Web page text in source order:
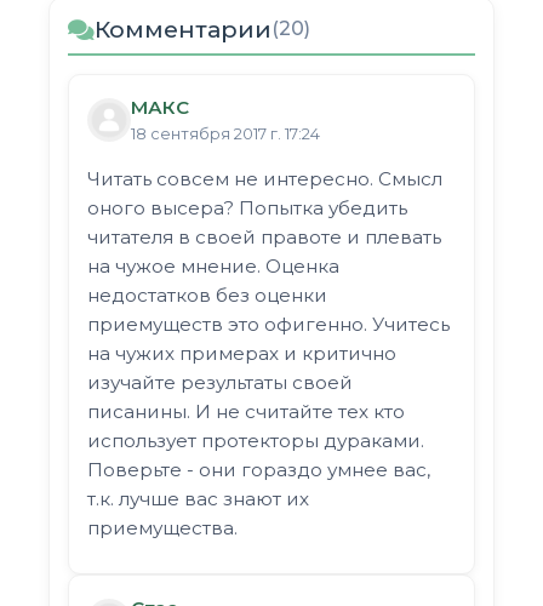
Комментарии (20)
МАКС
18 сентября 2017 г. 17:24
Читать совсем не интересно. Смысл
оного высера? Попытка убедить
читателя в своей правоте и плевать
на чужое мнение. Оценка
недостатков без оценки
приемуществ это офигенно. Учитесь
на чужих примерах и критично
изучайте результаты своей
писанины. И не считайте тех кто
использует протекторы дураками.
Поверьте - они гораздо умнее вас,
т.к. лучше вас знают их
приемущества.